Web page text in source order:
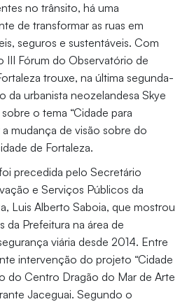
no trânsito, há uma
de transformar as ruas em
seguros e sustentáveis. Com
III Fórum do Observatório de
trouxe, na última segunda-
da urbanista neozelandesa Skye
o tema “Cidade para
a mudança de visão sobre do
de Fortaleza.
precedida pelo Secretário
e Serviços Públicos da
Luis Alberto Saboia, que mostrou
da Prefeitura na área de
viária desde 2014. Entre
intervenção do projeto “Cidade
do Centro Dragão do Mar de Arte
Jaceguai. Segundo o